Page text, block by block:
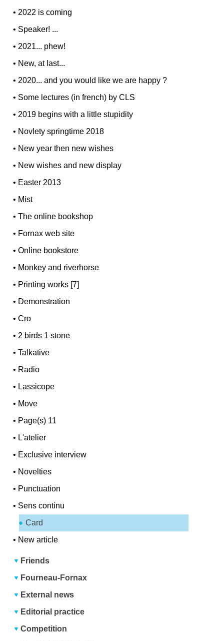
• 2022 is coming
• Speaker! ...
• 2021... phew!
• New, at last...
• 2020... and you would like we are happy ?
• Some lectures (in french) by CLS
• 2019 begins with a little stupidity
• Novlety springtime 2018
• New year then new wishes
• New wishes and new display
• Easter 2013
• Mist
•The online bookshop
• Fornax web site
•Online bookstore
• Monkey and riverhorse
• Printing works [7]
• Demonstration
•Cro
• 2 birds 1 stone
•Talkative
• Radio
• Lassicope
• Move
• Page(s) 11
• L'atelier
• Exclusive interview
• Novelties
• Punctuation
• Sens continu
Card
• New article
Friends
Fourneau-Fornax
External news
Editorial practice
Competition